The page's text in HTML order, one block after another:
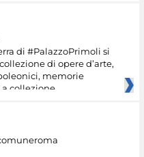
di #PalazzoPrimoli si
di opere d’arte,
memorie
collezione